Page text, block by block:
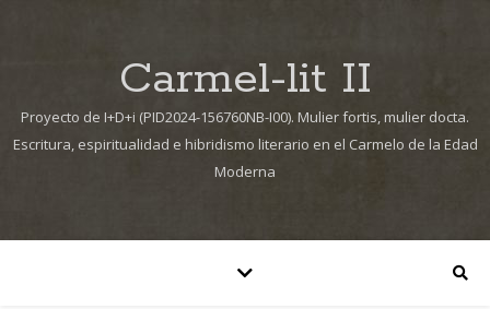
Carmel-lit II
Proyecto de I+D+i (PID2024-156760NB-I00). Mulier fortis, mulier docta.
Escritura, espiritualidad e hibridismo literario en el Carmelo de la Edad
Moderna